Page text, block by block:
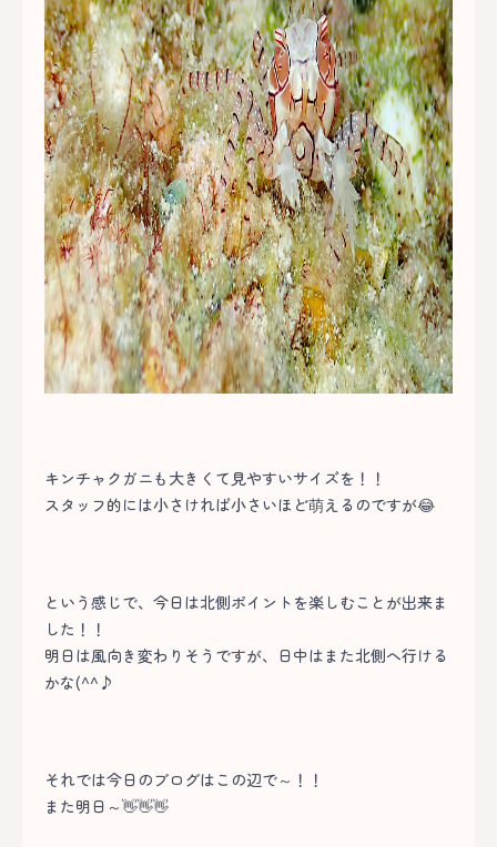
キンチャクガニも大きくて見やすいサイズを！！
スタッフ的には小さければ小さいほど萌えるのですが😂
という感じで、今日は北側ポイントを楽しむことが出来ま
した！！
明日は風向き変わりそうですが、日中はまた北側へ行ける
かな(^^♪
それでは今日のブログはこの辺で～！！
また明日～👋👋👋